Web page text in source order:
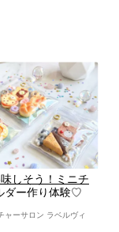
しそう！ミニチ
ダー作り体験♡
ャーサロン ラベルヴィ